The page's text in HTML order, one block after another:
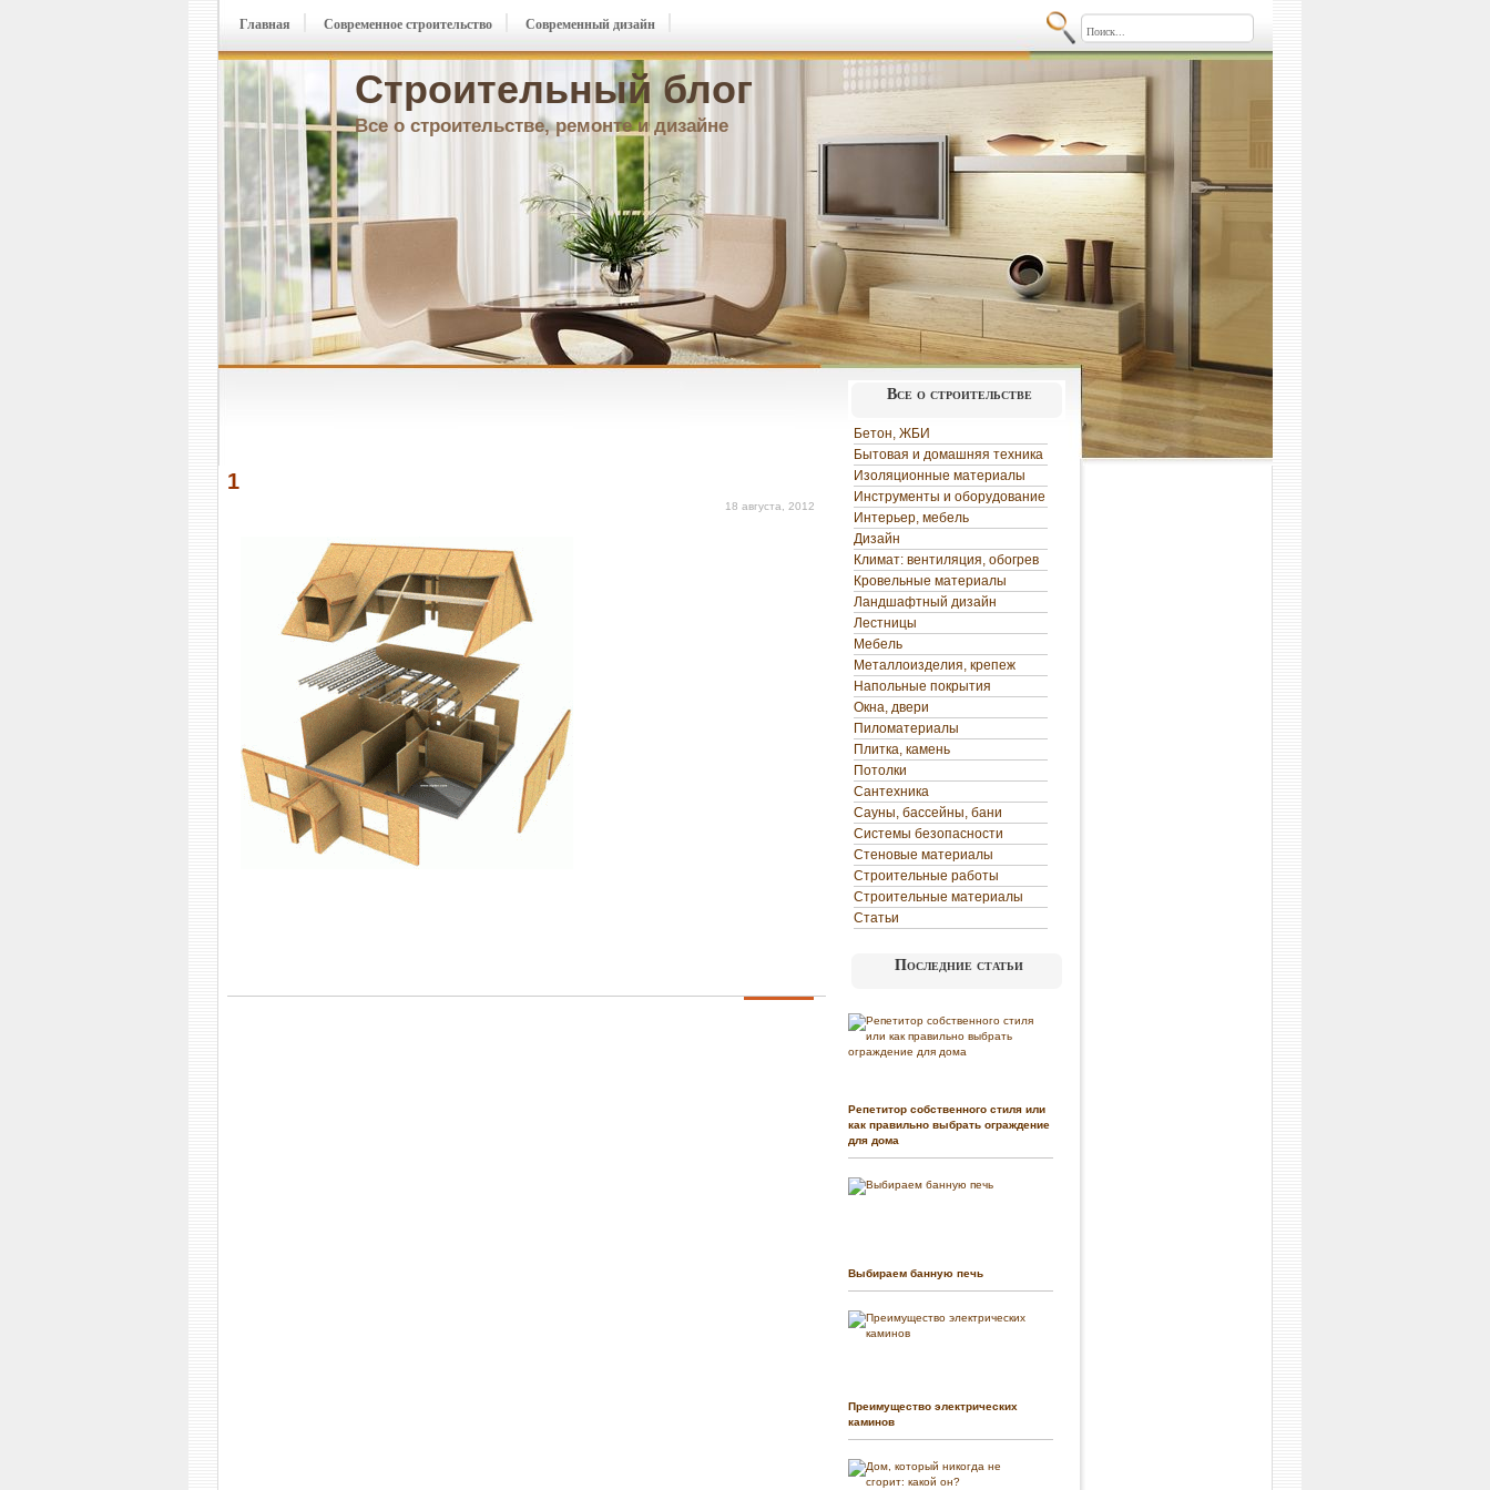
Строительный блог
Все о строительстве, ремонте и дизайне
Главная Современное строительство Современный дизайн
1
18 августа, 2012
Все о строительстве
Бетон, ЖБИ
Бытовая и домашняя техника
Изоляционные материалы
Инструменты и оборудование
Интерьер, мебель
Дизайн
Климат: вентиляция, обогрев
Кровельные материалы
Ландшафтный дизайн
Лестницы
Мебель
Металлоизделия, крепеж
Напольные покрытия
Окна, двери
Пиломатериалы
Плитка, камень
Потолки
Сантехника
Сауны, бассейны, бани
Системы безопасности
Стеновые материалы
Строительные работы
Строительные материалы
Статьи
Последние статьи
Репетитор собственного стиля или
как правильно выбрать ограждение
для дома
Выбираем банную печь
Преимущество электрических
каминов